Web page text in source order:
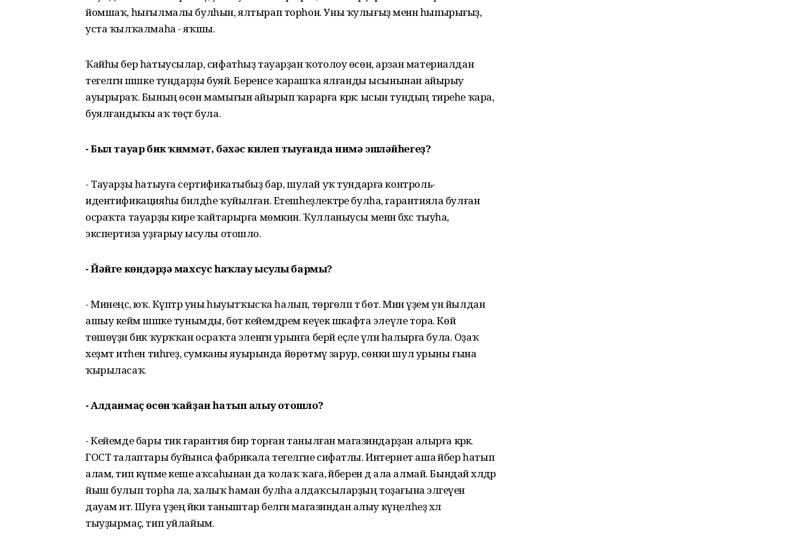
йомшаҡ, һығылмалы булһын, ялтырап торһон. Уны ҡулығыҙ менән һыпырығыҙ,
уста ҡылҡалмаһа - яҡшы.
Ҡайһы бер һатыусылар, сифатһыҙ тауарҙан ҡотолоу өсөн, арзан материалдан
тегелгән шәшке тундарҙы буяй. Беренсе ҡарашҡа ялғанды ысынынан айырыу
ауырыраҡ. Бының өсөн мамығын айырып ҡарарға кәрәк: ысын тундың тиреһе ҡара, ә
буялғандыҡы аҡ төҫтә була.
- Был тауар бик ҡиммәт, бәхәс килеп тыуғанда нимә эшләйһегеҙ?
- Тауарҙы һатыуға сертификатыбыҙ бар, шулай уҡ тундарға контроль-
идентификацияһы билдәһе ҡуйылған. Етешһеҙлектәре булһа, гарантияла булған
осраҡта тауарҙы кире ҡайтарырға мөмкин. Ҡулланыусы менән бәхәс тыуһа,
экспертиза уҙғарыу ысулы отошло.
- Йәйге көндәрҙә махсус һаҡлау ысулы бармы?
- Минеңсә, юҡ. Күптәр уны һыуытҡысҡа һалып, төргөләп тә бөтә. Мин үҙем ун йылдан
ашыу кейәм шәшке тунымды, бөтә кейемдәрем кеүек шкафта элеүле тора. Көйә
төшөүҙән бик ҡурҡҡан осраҡта эленгән урынға берәй еҫле үлән һалырға була. Оҙаҡ
хеҙмәт итһен тиһәгеҙ, сумканы яуырында йөрөтмәү зарур, сөнки шул урыны ғына
ҡырыласаҡ.
- Алданмаҫ өсөн ҡайҙан һатып алыу отошло?
- Кейемде бары тик гарантия бирә торған танылған магазиндарҙан алырға кәрәк.
ГОСТ талаптары буйынса фабрикала тегелгәне сифатлы. Интернет аша әйбер һатып
алам, тип күпме кеше аҡсаһынан да ҡолаҡ ҡаға, әйберен дә ала алмай. Бындай хәлдәр
йыш булып торһа ла, халыҡ һаман булһа алдаҡсыларҙың тоҙағына эләгеүен
дауам итә. Шуға үҙең йәки таныштар белгән магазиндан алыу күңелһеҙ хәл
тыуҙырмаҫ, тип уйлайым.